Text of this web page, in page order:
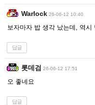
Warlock 26-06-12 10:40
보자마자 밥 생각 났는데, 역시
답글
롯데검 26-06-12 17:51
오 좋네요
답글